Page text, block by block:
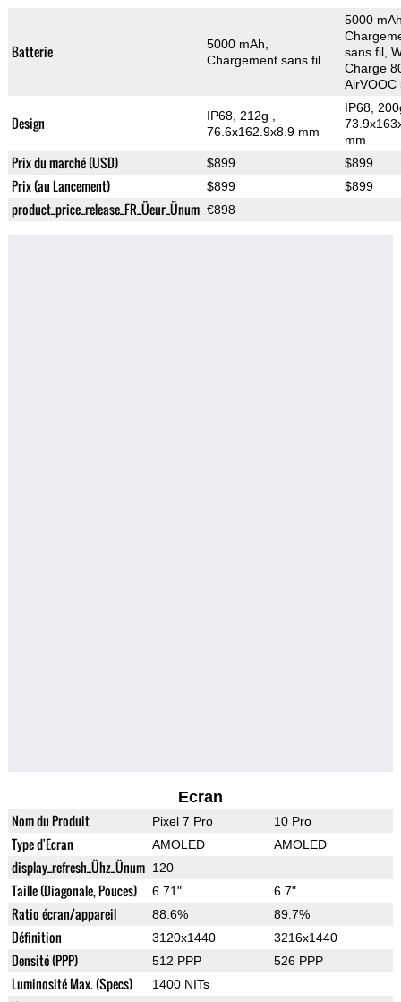
Batterie
5000 mAh,
Chargement sans fil
5000
sans fil,
Charge
AirVOOC
Design IP68, 212g
76.6x162.9x8.9 mm
IP68,
mm
Prix du marché (USD) $899 $899
Prix (au Lancement) $899 $899
product_price_release_FR_Üeur_Ünum €898
Ecran
Nom du Produit Pixel 7 Pro 10 Pro
Type d'Ecran AMOLED AMOLED
display_refresh_Ühz_Ünum 120
Taille (Diagonale, Pouces) 6.71" 6.7"
Ratio écran/appareil 88.6% 89.7%
Définition 3120x1440 3216x1440
Densité (PPP) 512 PPP 526 PPP
Luminosité Max. (Specs) 1400 NITs